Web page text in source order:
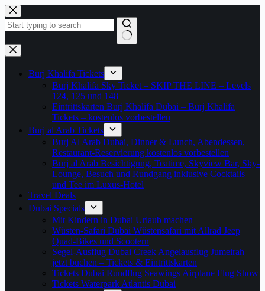
Zum
Inhalt
springen
Keine
Ergebnisse
Burj Khalifa Tickets
Burj Khalifa Sky Ticket – SKIP THE LINE – Levels
124, 125 und 148
Eintrittskarten Burj Khalifa Dubai – Burj Khalifa
Tickets – kostenlos vorbestellen
Burj al Arab Tickets
Burj Al Arab Dubai, Dinner & Lunch, Abendessen,
Restaurant-Reservierung kostenlos vorbestellen
Burj al Arab Besichtigung, Teatime, Skyview Bar, Sky-
Lounge, Besuch und Rundgang inklusive Cocktails
und Tee im Luxus-Hotel
Travel Deals
Dubai Specials
Mit Kindern in Dubai Urlaub machen
Wüsten-Safari Dubai Wüstensafari mit Allrad Jeep
Quad-Bikes und Scootern
Segel-Ausflug Dubai Creek Angelausflug Jumeirah –
jetzt buchen – Tickets & Eintrittskarten
Tickets Dubai Rundflug Seawings Airplane Flug Show
Tickets Waterpark Atlantis Dubai